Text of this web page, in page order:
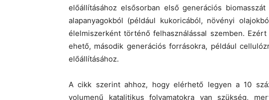
előállításához elsősorban első generációs
alapanyagokból (például kukoricából, növényi
élelmiszerként történő felhasználással szemben.
ehető, második generációs forrásokra, például
előállításához.
A cikk szerint ahhoz, hogy elérhető legyen a 10
volumenű katalitikus folyamatokra van szükség,